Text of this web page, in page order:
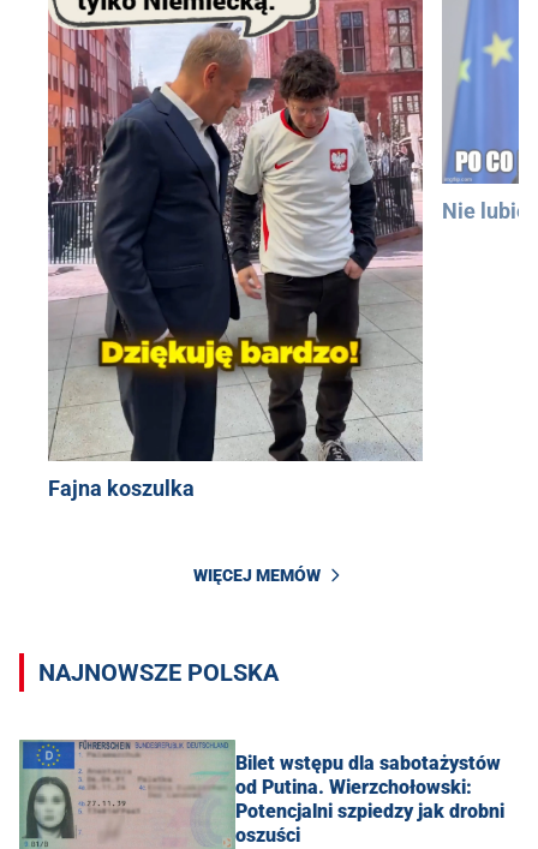
Fajna koszulka
Nie lubię
WIĘCEJ MEMÓW
NAJNOWSZE POLSKA
Bilet wstępu dla sabotażystów
od Putina. Wierzchołowski:
Potencjalni szpiedzy jak drobni
oszuści